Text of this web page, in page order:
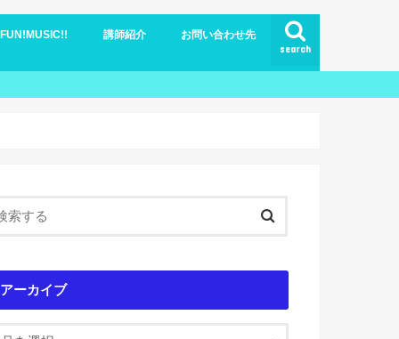
search
グ
講師紹介 お問い合わせ先
アーカイブ